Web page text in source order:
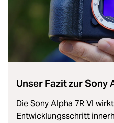
Unser Fazit zur Sony
Die Sony Alpha 7R VI
Entwicklungsschritt